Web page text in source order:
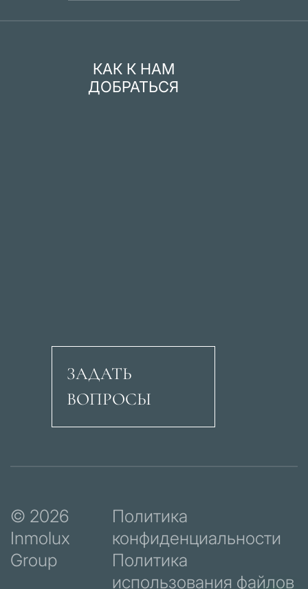
КАК К НАМ
ДОБРАТЬСЯ
Авеню Рикардо
ЗАДАТЬ
ВОПРОСЫ
© 2026
Inmolux
Group
Политика
конфиденциальности
Политика
использования файлов